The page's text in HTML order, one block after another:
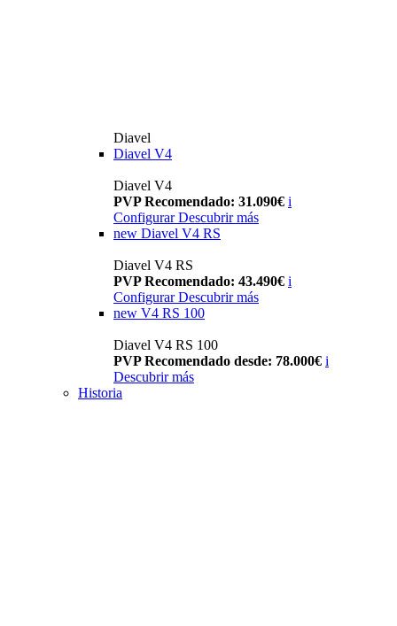
Diavel
Diavel V4
Diavel V4
PVP Recomendado: 31.090€ i
Configurar Descubrir más
new Diavel V4 RS
Diavel V4 RS
PVP Recomendado: 43.490€ i
Configurar Descubrir más
new V4 RS 100
Diavel V4 RS 100
PVP Recomendado desde: 78.000€ i
Descubrir más
Historia